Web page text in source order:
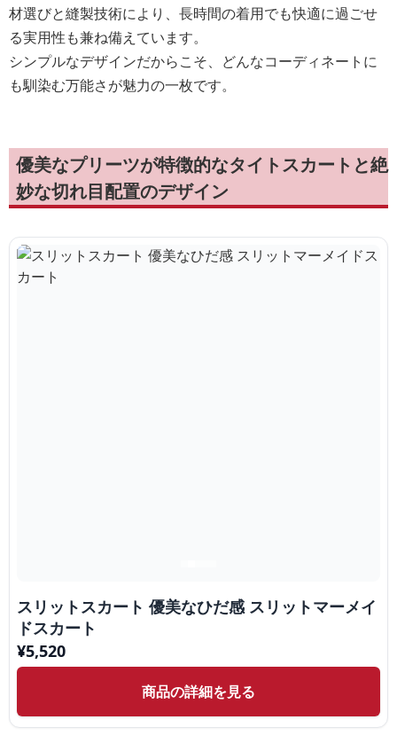
材選びと縫製技術により、長時間の着用でも快適に過ごせ
る実用性も兼ね備えています。
シンプルなデザインだからこそ、どんなコーディネートに
も馴染む万能さが魅力の一枚です。
優美なプリーツが特徴的なタイトスカートと絶
妙な切れ目配置のデザイン
スリットスカート 優美なひだ感 スリットマーメイ
ドスカート
¥5,520
商品の詳細を見る